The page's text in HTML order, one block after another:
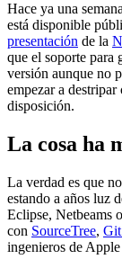
Hace ya una
está disponible
presentación de la
que el soporte para
versión aunque no
empezar a destripar
disposición.
La cosa ha
La verdad es que
estando a años luz
Eclipse, Netbeams
con SourceTree,
ingenieros de